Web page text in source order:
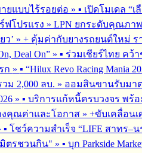
ยแบบไร้รอยต่อ » ▪︎ เปิดโมเดล
ฟโปรแรง » LPN ยกระดับคุณภาพ
ว’ » + คุ้มค่ากับยางรถยนต์ใหม่ ร
Deal On” » ▪︎ ร่วมเชียร์ไทย คว้
ก » ▪︎ “Hilux Revo Racing
ม 2,000 ลบ. » ออมสินขานรับมาต
» ▪︎ บริการแก้หนี้ครบวงจร พร้
งคุณค่าและโอกาส » +ขับเคลื่อนเ
▪︎ โชว์ความสำเร็จ “LIFE สาทร–
ตรชวนกิน" » ▪︎ บุก Parkside